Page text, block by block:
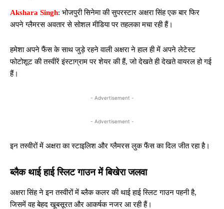
Akshara Singh: भोजपुरी सिनेमा की सुपरस्टार अक्षरा सिंह एक बार फिर
अपने ग्लैमरस अवतार से सोशल मीडिया पर तहलका मचा रही हैं।
हमेशा अपने फैंस के साथ जुड़े रहने वाली अक्षरा ने हाल ही में अपने लेटेस्ट
फोटोशूट की तस्वीरें इंस्टाग्राम पर शेयर की हैं, जो देखते ही देखते वायरल हो गई
हैं।
- Advertisement -
- Advertisement -
इन तस्वीरों में अक्षरा का स्टाइलिश और ग्लैमरस लुक फैंस का दिल जीत रहा है।
ब्लैक थाई हाई स्लिट गाउन में बिखेरा जलवा
अक्षरा सिंह ने इन तस्वीरों में ब्लैक कलर की थाई हाई स्लिट गाउन पहनी है,
जिसमें वह बेहद खूबसूरत और आकर्षक नजर आ रही हैं।